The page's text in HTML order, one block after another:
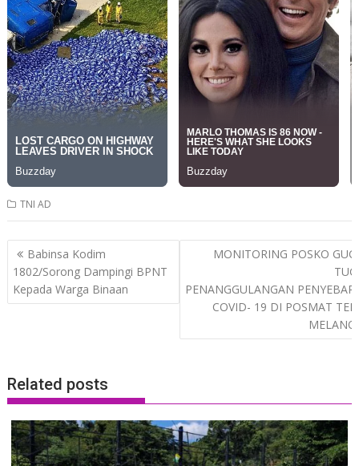
TNI AD
Post
navigation
Babinsa Kodim
1802/Sorong Dampingi BPNT
Kepada Warga Binaan
MONITORING POSKO
PENANGGULANGAN
COVID- 19 DI POSMAT
MELANO
Related posts